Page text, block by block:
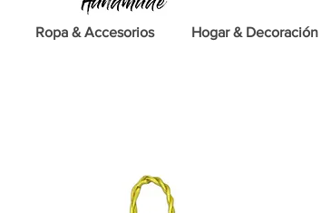
Ropa & Accesorios Hogar & Decoración